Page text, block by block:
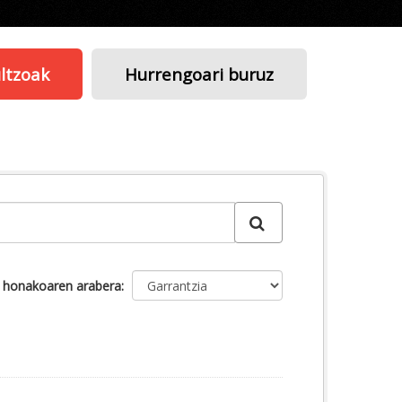
Hurrengoari buruz
arabera